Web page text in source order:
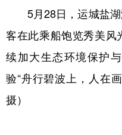
城市 旅游
彩票 娱乐
公益 一带一路
5月28日，运城盐湖
客在此乘船饱览秀美风
续加大生态环境保护
验“舟行碧波上，人在
摄）